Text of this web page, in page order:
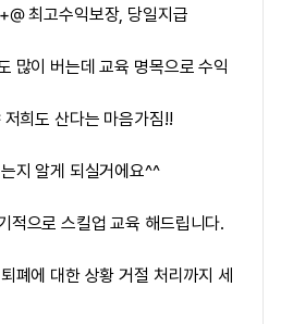
최고수익보장, 당일지급
많이 버는데 교육 명목으로 수익
희도 산다는 마음가짐!!
지 알게 되실거에요^^
적으로 스킬업 교육 해드립니다.
폐에 대한 상황 거절 처리까지 세